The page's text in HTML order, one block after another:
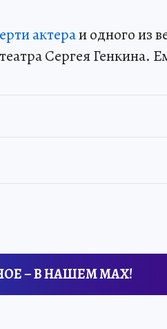
актераи одного из
Сергея Генкина.
– В НАШЕМ MAX!